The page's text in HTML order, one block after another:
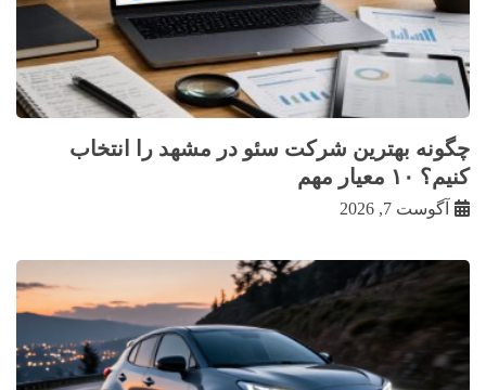
چگونه بهترین شرکت سئو در مشهد را انتخاب
کنیم؟ ۱۰ معیار مهم
آگوست 7, 2026